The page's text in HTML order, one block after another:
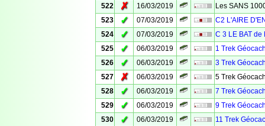
522
✗ 16/03/2019
Les SANS
523
✓ 07/03/2019
C2 L'AIRE
524
✓ 07/03/2019
C 3 LE BAT de
525
✓ 06/03/2019
1 Trek
526
✓ 06/03/2019
3 Trek
527
✗ 06/03/2019
5 Trek
528
✓ 06/03/2019
7 Trek
529
✓ 06/03/2019
9 Trek
530
✓ 06/03/2019
11 Trek